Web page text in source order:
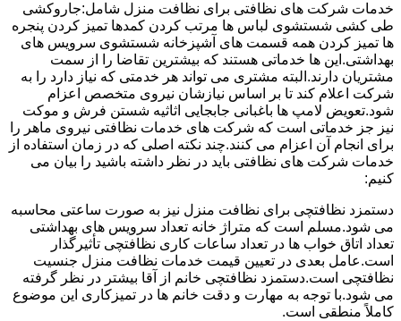
خدمات شرکت های نظافتی برای نظافت منزل شامل:جاروکشی
طی کشی شستشوی لباس ها مرتب کردن کمدها تمیز کردن پنجره
ها تمیز کردن همه قسمت های آشپزخانه شستشوی سرویس های
بهداشتی.این ها خدماتی هستند که بیشترین تقاضا را از سمت
مشتریان دارند.البته مشتری می تواند هر خدمتی که نیاز دارد را به
شرکت اعلام کند تا بر اساس نیازشان نیروی متخصص اعزام
شود.تعویض لامپ ها باغبانی جابجایی اثاثیه شستن فرش و موکت
نیز جز خدماتی است که شرکت های خدمات نظافتی نیروی ماهر را
برای انجام آن اعزام می کنند.چند نکته اصلی که در زمان استفاده از
خدمات شرکت های نظافتی باید در نظر داشته باشید را بیان می
کنیم:
دستمزد نظافتچی برای نظافت منزل نیز به صورت ساعتی محاسبه
می شود.مسلم است که متراژ خانه تعداد سرویس های بهداشتی
تعداد اتاق خواب ها در تعداد ساعات کاری نظافتچی تأثیرگذار
است.عامل بعدی در تعیین قیمت خدمات نظافت منزل جنسیت
نظافتچی است.دستمزد نظافتچی خانم از آقا بیشتر در نظر گرفته
می شود.با توجه به مهارت و دقت خانم ها در تمیزکاری این موضوع
کاملاً منطقی است.